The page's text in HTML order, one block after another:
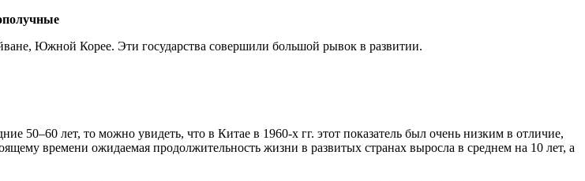
Южной Корее. Эти государства совершили большой рывок в развитии.
50–60 лет, то можно увидеть, что в Китае в 1960-х гг. этот показатель был очень низким в отличие,
времени ожидаемая продолжительность жизни в развитых странах выросла в среднем на 10 лет, а